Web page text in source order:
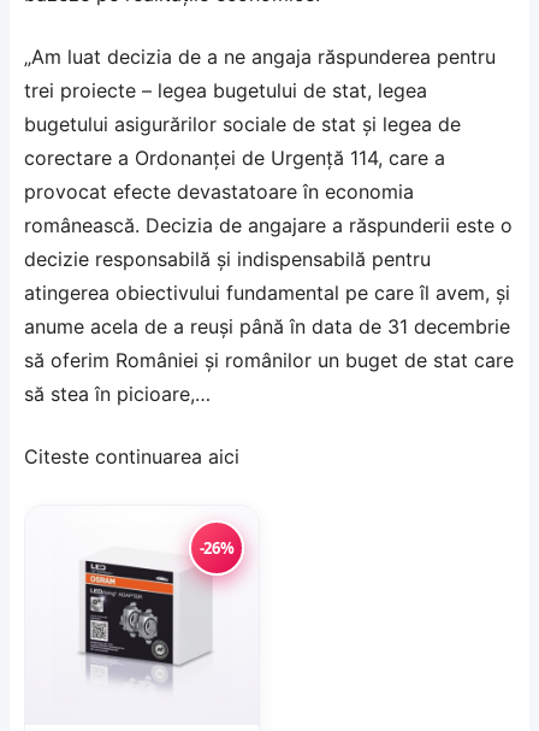
„Am luat decizia de a ne angaja răspunderea pentru
trei proiecte – legea bugetului de stat, legea
bugetului asigurărilor sociale de stat şi legea de
corectare a Ordonanţei de Urgenţă 114, care a
provocat efecte devastatoare în economia
românească. Decizia de angajare a răspunderii este o
decizie responsabilă şi indispensabilă pentru
atingerea obiectivului fundamental pe care îl avem, şi
anume acela de a reuşi până în data de 31 decembrie
să oferim României şi românilor un buget de stat care
să stea în picioare,…
Citeste continuarea aici
-26%